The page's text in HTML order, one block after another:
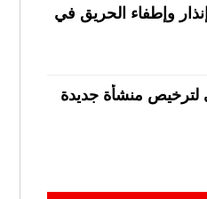
وإطفاء الحريق في
لترخيص منشأة جديدة